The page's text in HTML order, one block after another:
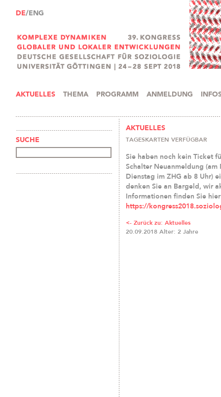
DE/ENG
AKTUELLES THEMA PROGRAMM ANMELDUNG
SUCHE
AKTUELLES
TAGESKARTEN VERFÜGBAR
Sie haben noch kein Ticket
Schalter Neuanmeldung
Dienstag im ZHG ab 8 Uhr)
denken Sie an Bargeld, wir
Informationen finden Sie
https://
<- Zurück zu: Aktuelles
20.09.2018 Alter: 2 Jahre